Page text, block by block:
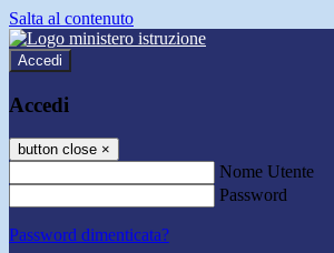
Salta al contenuto
Accedi
Accedi
button close ×
Nome Utente
Password
Password dimenticata?